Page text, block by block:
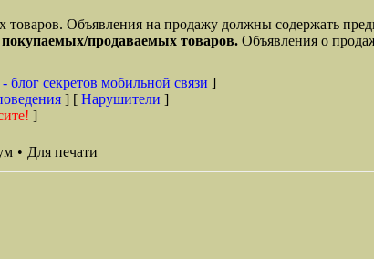
Объявления на продажу должны содержать
продаваемых товаров. Объявления о
блог секретов мобильной связи ]
] [ Нарушители ]
]
• Для печати